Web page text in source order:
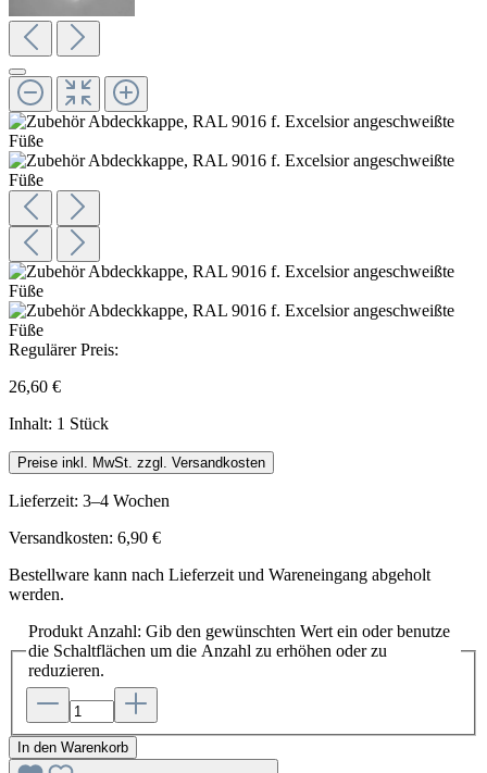
Regulärer Preis:
26,60 €
Inhalt: 1 Stück
Preise inkl. MwSt. zzgl. Versandkosten
Lieferzeit: 3–4 Wochen
Versandkosten: 6,90 €
Bestellware kann nach Lieferzeit und Wareneingang abgeholt
werden.
Produkt Anzahl: Gib den gewünschten Wert ein oder benutze
die Schaltflächen um die Anzahl zu erhöhen oder zu
reduzieren.
In den Warenkorb